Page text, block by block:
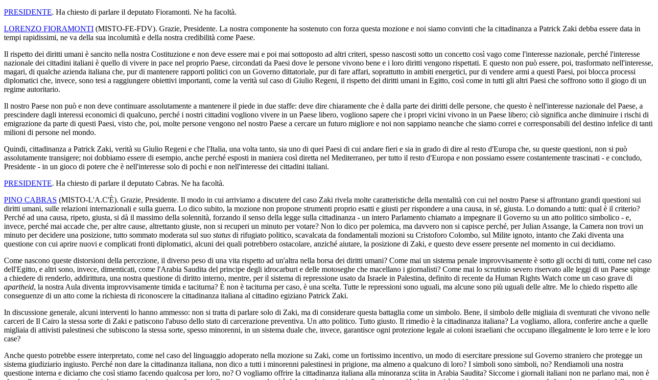
PRESIDENTE. Ha chiesto di parlare il deputato Fioramonti. Ne ha facoltà.
LORENZO FIORAMONTI (MISTO-FE-FDV). Grazie, Presidente. La nostra componente ha sostenuto con forza questa mozione e noi siamo convinti che la cittadinanza a Patrick Zaki debba essere data in
tempi rapidissimi, ne va della sua incolumità e della nostra credibilità come Paese.
Il rispetto dei diritti umani è sancito nella nostra Costituzione e non deve essere mai e poi mai sottoposto ad altri criteri, spesso nascosti sotto un concetto così vago come l'interesse nazionale, perché l'interesse
nazionale dei cittadini italiani è quello di vivere in pace nel proprio Paese, circondati da Paesi dove le persone vivono bene e i loro diritti vengono rispettati. E questo non può essere, poi, trasformato nell'interesse,
magari, di qualche azienda italiana che, pur di mantenere rapporti politici con un Governo dittatoriale, pur di fare affari, soprattutto in ambiti energetici, pur di vendere armi a questi Paesi, poi blocca processi
diplomatici che, invece, sono tesi a raggiungere obiettivi importanti, come la verità sul caso di Giulio Regeni, il rispetto dei diritti umani in Egitto, così come in tutti gli altri Paesi che soffrono sotto il giogo di un
regime autoritario.
Il nostro Paese non può e non deve continuare assolutamente a mantenere il piede in due staffe: deve dire chiaramente che è dalla parte dei diritti delle persone, che questo è nell'interesse nazionale del Paese, a
prescindere dagli interessi economici di qualcuno, perché i nostri cittadini vogliono vivere in un Paese libero, vogliono sapere che i propri vicini vivono in un Paese libero; ciò significa anche diminuire i rischi di
emigrazione da parte di questi Paesi, visto che, poi, molte persone vengono nel nostro Paese a cercare un futuro migliore e noi non sappiamo neanche che siamo correi e corresponsabili del destino infelice di tanti
milioni di persone nel mondo.
Quindi, cittadinanza a Patrick Zaki, verità su Giulio Regeni e che l'Italia, una volta tanto, sia uno di quei Paesi di cui andare fieri e sia in grado di dire al resto d'Europa che, su queste questioni, non si può
assolutamente transigere; noi dobbiamo essere di esempio, anche perché esposti in maniera così diretta nel Mediterraneo, per tutto il resto d'Europa e non possiamo essere costantemente trascinati - e concludo,
Presidente - in un gioco di potere che è nell'interesse solo di pochi e non nell'interesse dei cittadini italiani.
PRESIDENTE. Ha chiesto di parlare il deputato Cabras. Ne ha facoltà.
PINO CABRAS (MISTO-L'A.C'È). Grazie, Presidente. Il modo in cui arriviamo a discutere del caso Zaki rivela molte caratteristiche della mentalità con cui nel nostro Paese si affrontano grandi questioni sui
diritti umani, sulle relazioni internazionali e sulla guerra. Lo dico subito, la mozione non propone strumenti proprio esatti e giusti per rispondere a una causa, in sé, giusta. Lo domando a tutti: qual è il criterio?
Perché ad una causa, ripeto, giusta, si dà il massimo della solennità, forzando il senso della legge sulla cittadinanza - un intero Parlamento chiamato a impegnare il Governo su un atto politico simbolico - e,
invece, perché mai accade che, per altre cause, altrettanto giuste, non si recuperi un minuto per votare? Non lo dico per polemica, ma davvero non si capisce perché, per Julian Assange, la Camera non trovi un
minuto per decidere una posizione, tutto sommato moderata sul suo status di rifugiato politico, scavalcata da fondamentali mozioni su Cristoforo Colombo, sul Milite ignoto, intanto che Zaki diventa una
questione con cui aprire nuovi e complicati fronti diplomatici, alcuni dei quali potrebbero ostacolare, anziché aiutare, la posizione di Zaki, e questo deve essere presente nel momento in cui decidiamo.
Come nascono queste distorsioni della percezione, il diverso peso di una vita rispetto ad un'altra nella borsa dei diritti umani? Come mai un sistema penale improvvisamente è sotto gli occhi di tutti, come nel caso
dell'Egitto, e altri sono, invece, dimenticati, come l'Arabia Saudita del principe degli idrocarburi e delle motoseghe che macellano i giornalisti? Come mai lo scrutinio severo riservato alle leggi di un Paese spinge
a chiedere di renderlo, addirittura, una nostra questione di diritto interno, mentre, per il sistema di repressione usato da Israele in Palestina, definito di recente da Human Rights Watch come un caso grave di
apartheid, la nostra Aula diventa improvvisamente timida e taciturna? È non è taciturna per caso, è una scelta. Tutte le repressioni sono uguali, ma alcune sono più uguali delle altre. Me lo chiedo rispetto alle
conseguenze di un atto come la richiesta di riconoscere la cittadinanza italiana al cittadino egiziano Patrick Zaki.
In discussione generale, alcuni interventi lo hanno ammesso: non si tratta di parlare solo di Zaki, ma di considerare questa battaglia come un simbolo. Bene, il simbolo delle migliaia di sventurati che vivono nelle
carceri de Il Cairo la stessa sorte di Zaki e patiscono l'abuso dello stato di carcerazione preventiva. Un atto politico. Tutto giusto. Il rimedio è la cittadinanza italiana? La vogliamo, allora, conferire anche a quelle
migliaia di attivisti palestinesi che subiscono la stessa sorte, spesso minorenni, in un sistema duale che, invece, garantisce ogni protezione legale ai coloni israeliani che occupano illegalmente le loro terre e le loro
case?
Anche questo potrebbe essere interpretato, come nel caso del linguaggio adoperato nella mozione su Zaki, come un fortissimo incentivo, un modo di esercitare pressione sul Governo straniero che protegge un
sistema giudiziario ingiusto. Perché non dare la cittadinanza italiana, non dico a tutti i minorenni palestinesi in prigione, ma almeno a qualcuno di loro? I simboli sono simboli, no? Rendiamoli una nostra
questione interna e diciamo che così stiamo facendo qualcosa per loro, no? O vogliamo offrire la cittadinanza italiana alla minoranza sciita in Arabia Saudita? Siccome i giornali italiani non ne parlano mai, non è